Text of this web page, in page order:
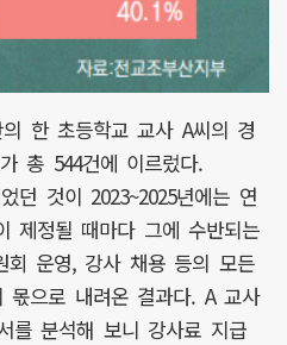
한 초등학교 교사 A씨의 경
총 544건에 이르렀다.
던 것이 2023~2025년에는 연
제정될 때마다 그에 수반되는
회 운영, 강사 채용 등의 모든
으로 내려온 결과다. A 교사
를 분석해 보니 강사료 지급